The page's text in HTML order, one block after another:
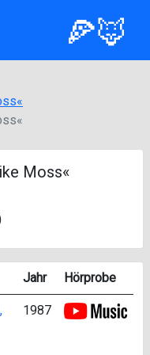
🍕🦊
Moss«
Jahr Hörprobe
1987